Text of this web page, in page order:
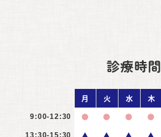
診療時間
月 火 水 木
9:00-12:30 ● ● ● ●
13:30-15:30